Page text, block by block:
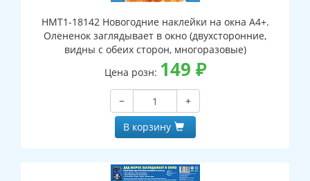
НМТ1-18142 Новогодние наклейки на окна А4+.
Олененок заглядывает в окно (двухсторонние,
видны с обеих сторон, многоразовые)
Цена розн: 149 ₽
−
+
В корзину